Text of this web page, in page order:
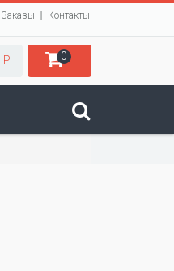
Заказы Контакты
Р 0